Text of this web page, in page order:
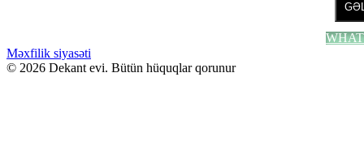
Məxfilik siyasəti
© 2026 Dekant evi. Bütün hüquqlar qorunur